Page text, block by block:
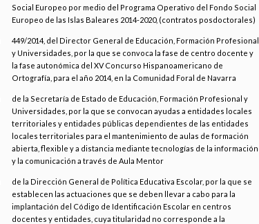
Social Europeo por medio del Programa Operativo del Fondo Social
Europeo de las Islas Baleares 2014-2020, (contratos posdoctorales)
449/2014, del Director General de Educación, Formación Profesional
y Universidades, por la que se convoca la fase de centro docente y
la fase autonómica del XV Concurso Hispanoamericano de
Ortografía, para el año 2014, en la Comunidad Foral de Navarra
de la Secretaría de Estado de Educación, Formación Profesional y
Universidades, por la que se convocan ayudas a entidades locales
territoriales y entidades públicas dependientes de las entidades
locales territoriales para el mantenimiento de aulas de formación
abierta, flexible y a distancia mediante tecnologías de la información
y la comunicación a través de Aula Mentor
de la Dirección General de Política Educativa Escolar, por la que se
establecen las actuaciones que se deben llevar a cabo para la
implantación del Código de Identificación Escolar en centros
docentes y entidades, cuya titularidad no corresponde a la